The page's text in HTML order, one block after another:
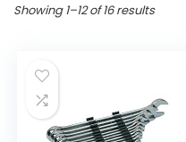
Showing 1–12 of 16 results